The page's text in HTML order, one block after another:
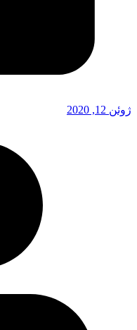
ژوئن 12, 2020